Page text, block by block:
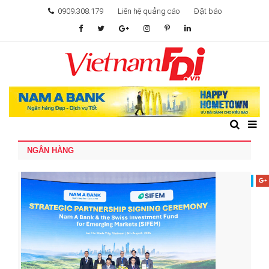
0909.308.179 Liên hệ quảng cáo Đặt báo
TÂM ĐIỂM ĐẦU TƯ
TÀI CHÍNH
GIẢI TRÍ & CÔNG NGHỆ
NGÂN HÀNG